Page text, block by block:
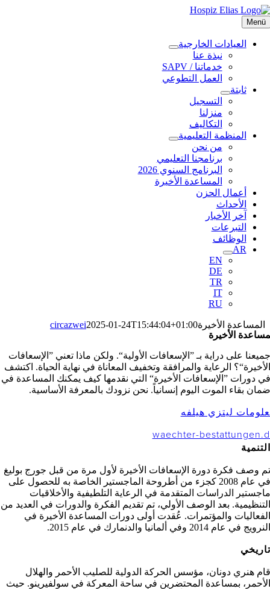
العيادات الخارجية
نبذة عنا
خدماتنا / SAPV
العمل التطوعي
ثابتة
التسجيل
منزلنا
التكاليف
المنظمة التعليمية
من نحن
برنامجنا التعليمي
البرنامج السنوي 2026
المساعدة الأخيرة
أعمال الحزن
الأحداث
آخر الأخبار
التبرعات
الوظائف
AR
EN
DE
TR
IT
RU
الأخيرة circazwei2025-01-24T15:44:04+01:00
الأخيرة
على دراية بـ ”الإسعافات الأولية“. ولكن ماذا تعني ”الإسعافات
الرعاية والمرافقة وتخفيف المعاناة في نهاية الحياة. اكتشف
دورات ”الإسعافات الأخيرة“ التي نقدمها كيف يمكنك المساعدة في
بقاء الموت اليوم إنسانياً. نحن نزودك بالمعرفة الأساسية.
ليتزي هيلفه
waechter-
وصف فكرة دورة الإسعافات الأخيرة لأول مرة من قبل جورج بوليغ
في عام 2008 كجزء من أطروحة الماجستير الخاصة به للحصول على
الدراسات المتقدمة في الرعاية التلطيفية والأخلاقيات
بعد الوصف الأولي، تم تقديم الفكرة والدورات في العديد من
والمؤتمرات. عُقدت أولى دورات المساعدة الأخيرة في
في عام 2014 وفي ألمانيا والدنمارك في عام 2015.
هنري دونان، مؤسس الحركة الدولية للصليب الأحمر والهلال
بمساعدة المحتضرين في ساحة المعركة في سولفيرينو. حيث